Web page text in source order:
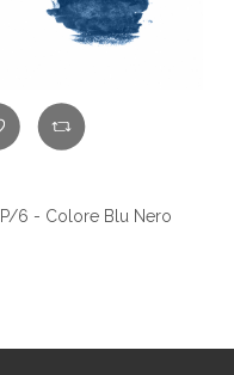
6 - Colore Blu Nero